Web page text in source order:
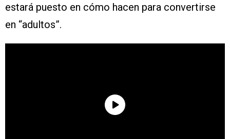
estará puesto en cómo hacen para convertirse
en “adultos”.